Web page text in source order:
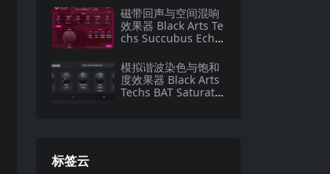
[MORiA]
磁带回声与空间混响
效果器 Black Arts Te
chs Succubus Echo
模拟谐波染色与饱和
度效果器 Black Arts
Techs BAT Saturato
标签云